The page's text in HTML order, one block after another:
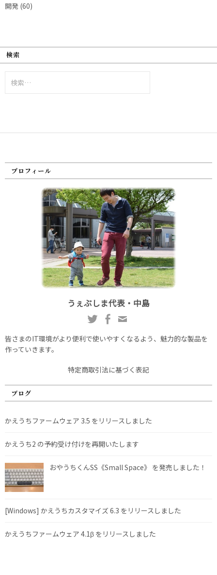
開発 (60)
検索
索:
プロフィール
うぇぶしま代表・中島
皆さまのIT環境がより便利で使いやすくなるよう、魅力的な製品を
作っていきます。
特定商取引法に基づく表記
ブログ
かえうちファームウェア 3.5 をリリースしました
かえうち2 の予約受け付けを再開いたします
おやうちくんSS《Small Space》 を発売しました！
[Windows] かえうちカスタマイズ 6.3 をリリースしました
かえうちファームウェア 4.1β をリリースしました